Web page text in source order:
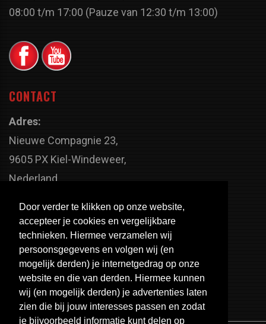
Door verder te klikken op onze website,
accepteer je cookies en vergelijkbare
technieken. Hiermee verzamelen wij
persoonsgegevens en volgen wij (en
mogelijk derden) je internetgedrag op onze
website en die van derden. Hiermee kunnen
wij (en mogelijk derden) je advertenties laten
zien die bij jouw interesses passen en zodat
je bijvoorbeeld informatie kunt delen op
08:00 t/m 17:00 (Pauze van 12:30 t/m 13:00)
CONTACT
Adres:
Nieuwe Compagnie 23,
9605 PX Kiel-Windeweer,
Nederland
+31 598 - 320 402
Telefoonnummer:
+31 598 - 350 330
Email:
info@usa-engines.com